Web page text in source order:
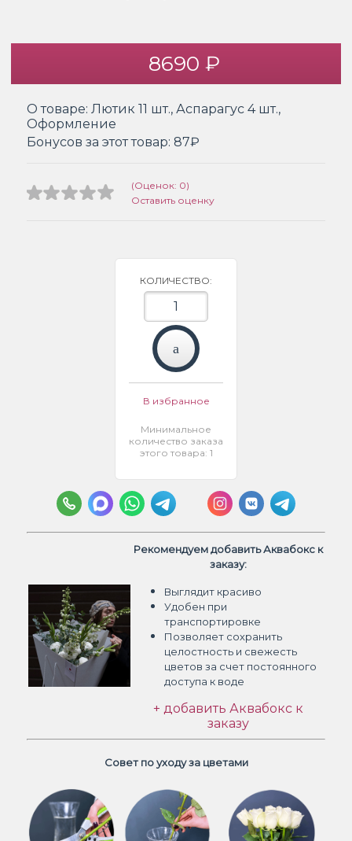
8690 ₽
О товаре: Лютик 11 шт., Аспарагус 4 шт.,
Оформление
Бонусов за этот товар: 87₽
(Оценок: 0)
Оставить оценку
КОЛИЧЕСТВО:
В избранное
Минимальное
количество заказа
этого товара: 1
Рекомендуем добавить Аквабокс к
заказу:
Выглядит красиво
Удобен при
транспортировке
Позволяет сохранить
целостность и свежесть
цветов за счет постоянного
доступа к воде
+ добавить Аквабокс к
заказу
Совет по уходу за цветами